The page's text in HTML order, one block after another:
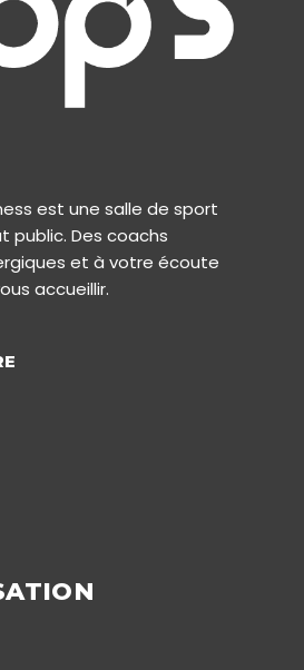
est une salle de sport
public. Des coachs
et à votre écoute
accueillir.